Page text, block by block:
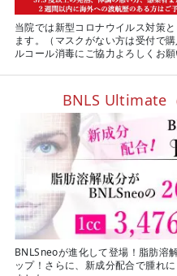
当院では新型コロナウイルス対策
ます。（マスクがない方は受付で
ルコール消毒にご協力よろしくお願
BNLS Ultimate
BNLSneoが進化して登場！脂肪溶
ップ！さらに、新成分配合で腫れ